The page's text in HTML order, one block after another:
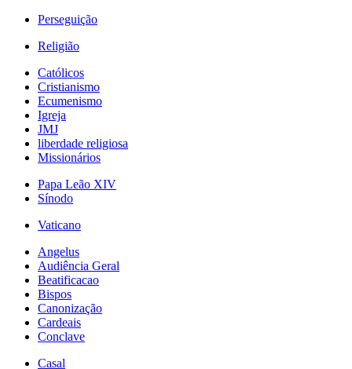
Perseguição
Religião
Católicos
Cristianismo
Ecumenismo
Igreja
JMJ
liberdade religiosa
Missionários
Papa Leão XIV
Sínodo
Vaticano
Angelus
Audiência Geral
Beatificacao
Bispos
Canonização
Cardeais
Conclave
Casal